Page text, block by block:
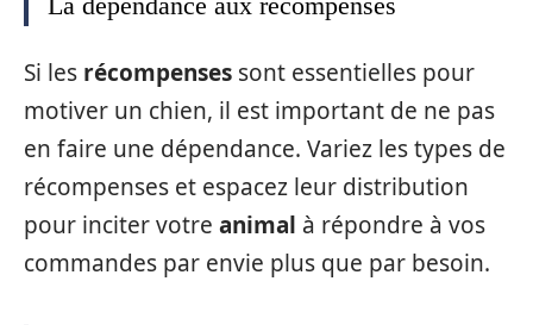
Si les récompenses sont essentielles pour
motiver un chien, il est important de ne pas
en faire une dépendance. Variez les types de
récompenses et espacez leur distribution
pour inciter votre animal à répondre à vos
commandes par envie plus que par besoin.